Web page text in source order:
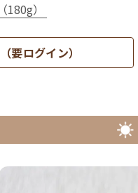
180g）
要ログイン）